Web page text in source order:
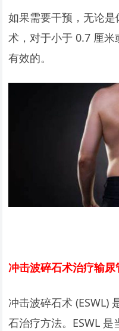
如果需要干预，无论
术，对于小于 0.7 厘
有效的。
冲击波碎石术治疗输尿
冲击波碎石术 (ESWL)
石治疗方法。ESWL